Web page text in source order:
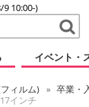
9 10:00-)
イベント・
ィルム)
卒業・
インチ